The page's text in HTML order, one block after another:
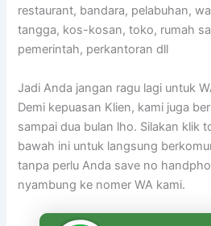
restaurant, bandara, pelabuhan,
tangga, kos-kosan, toko, rumah
pemerintah, perkantoran dll
Jadi Anda jangan ragu lagi untuk
Demi kepuasan Klien, kami juga
sampai dua bulan lho. Silakan klik
bawah ini untuk langsung
tanpa perlu Anda save no
nyambung ke nomer WA kami.